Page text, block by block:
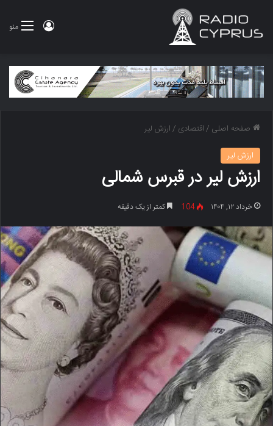
منو ورود
صفحه اصلی /اقتصادی /ارزش لیر
ارزش لیر
ارزش لیر در قبرس شمالی
خرداد ۱۲, ۱۴۰۴ 104 کمتر از یک دقیقه